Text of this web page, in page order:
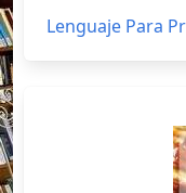
Lenguaje Para